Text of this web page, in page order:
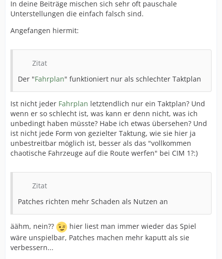
In deine Beiträge mischen sich sehr oft pauschale
Unterstellungen die einfach falsch sind.
Angefangen hiermit:
Zitat
Der "Fahrplan" funktioniert nur als schlechter Taktplan
Ist nicht jeder Fahrplan letztendlich nur ein Taktplan? Und
wenn er so schlecht ist, was kann er denn nicht, was ich
unbedingt haben müsste? Habe ich etwas übersehen? Und
ist nicht jede Form von gezielter Taktung, wie sie hier ja
unbestreitbar möglich ist, besser als das "vollkommen
chaotische Fahrzeuge auf die Route werfen" bei CIM 1?:)
Zitat
Patches richten mehr Schaden als Nutzen an
äähm, nein??
hier liest man immer wieder das Spiel
wäre unspielbar, Patches machen mehr kaputt als sie
verbessern...